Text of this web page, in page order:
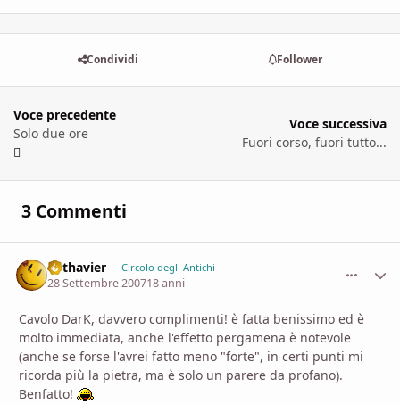
Condividi Follower
Voce precedente
Solo due ore
Voce successiva
Fuori corso, fuori tutto...
3 Commenti
Lothavier Circolo degli Antichi
28 Settembre 200718 anni
Cavolo DarK, davvero complimenti! è fatta benissimo ed è
molto immediata, anche l'effetto pergamena è notevole
(anche se forse l'avrei fatto meno "forte", in certi punti mi
ricorda più la pietra, ma è solo un parere da profano).
Benfatto!